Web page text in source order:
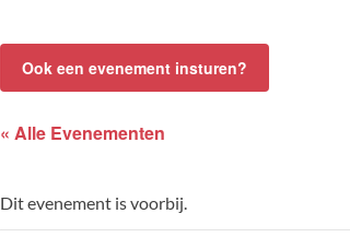
Ook een evenement insturen?
« Alle Evenementen
Dit evenement is voorbij.